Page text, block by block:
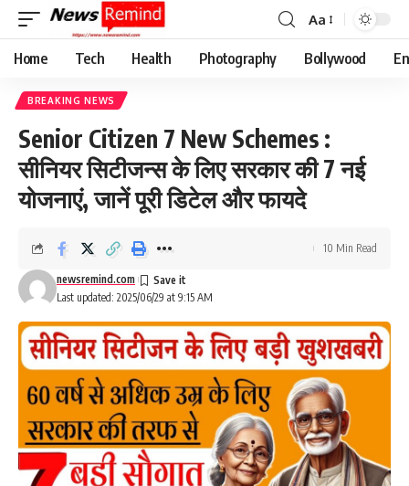
Font
Resizer
Aa
Home Tech Health Photography Bollywood
BREAKING NEWS
Senior Citizen 7 New Schemes :
सीनियर सिटीजन्स के लिए सरकार की 7 नई
योजनाएं, जानें पूरी डिटेल और फायदे
Last updated: 2025/06/29 at 9:15 AM
newsremind.com
10 Min Read